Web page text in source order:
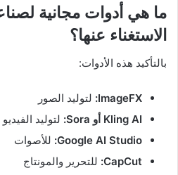
ما هي أدوات مجانية
الاستغناء عنها؟
بالتأكيد هذه الأدوات:
ImageFX: لتوليد الصور
Kling AI أو Sora:
لتوليد الفيديو
Google AI Studio: للأصوات
CapCut: للتحرير والمونتاج